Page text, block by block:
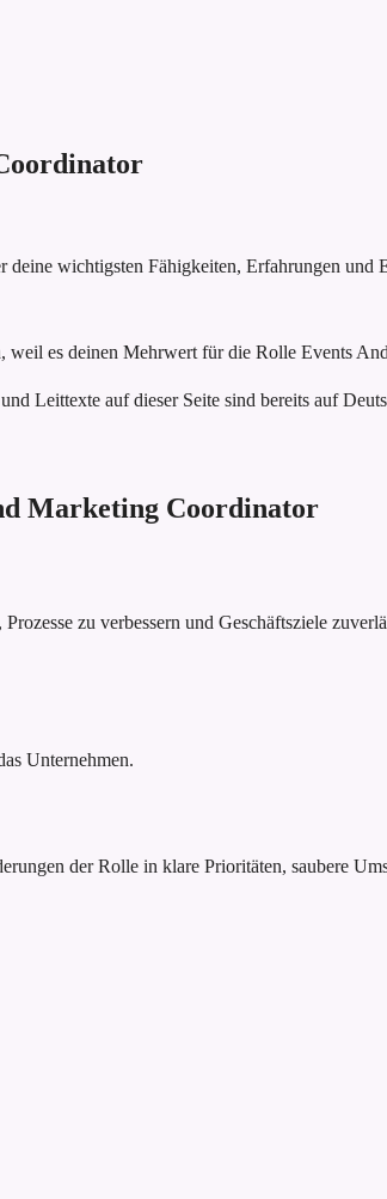
wichtigsten Fähigkeiten, Erfahrungen und
es deinen Mehrwert für die Rolle Events
Leittexte auf dieser Seite sind bereits auf
Marketing Coordinator
zu verbessern und Geschäftsziele
Unternehmen.
der Rolle in klare Prioritäten, saubere